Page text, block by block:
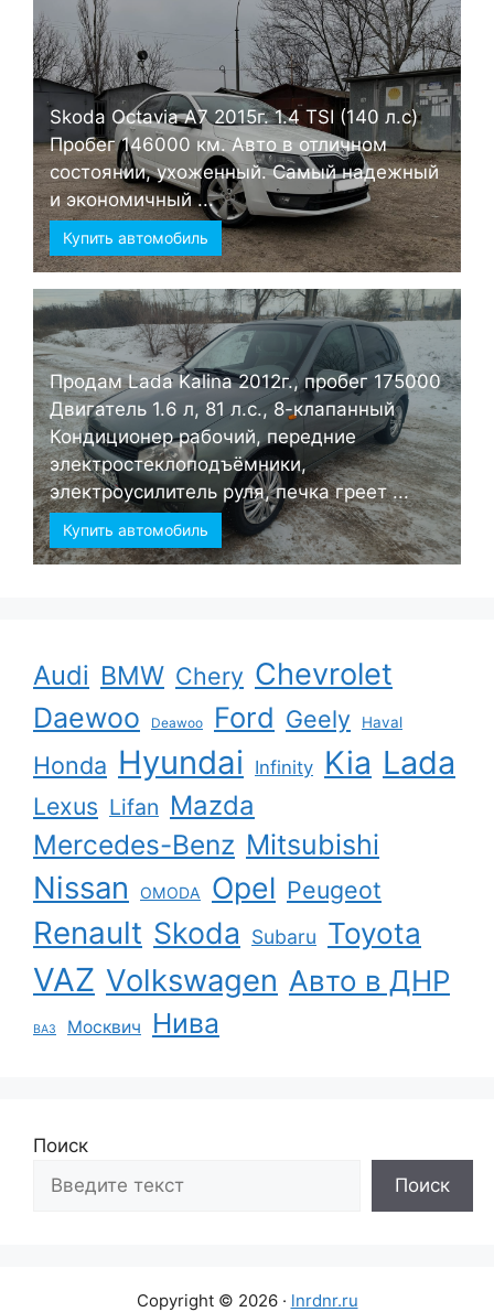
Skoda Octavia А7 2015г. 1.4 TSI (140 л.с)
Пробег 146000 км. Авто в отличном
состоянии, ухоженный. Самый надежный
и экономичный ...
Купить автомобиль
Продам Lada Kalina 2012г., пробег 175000
Двигатель 1.6 л, 81 л.с., 8-клапанный
Кондиционер рабочий, передние
электростеклоподъёмники,
электроусилитель руля, печка греет ...
Купить автомобиль
Audi BMW Chery Chevrolet
Daewoo Deawoo Ford Geely Haval
Honda Hyundai Infinity Kia Lada
Lexus Lifan Mazda
Mercedes-Benz Mitsubishi
Nissan OMODA Opel Peugeot
Renault Skoda Subaru Toyota
VAZ Volkswagen Авто в ДНР
ВАЗ Москвич Нива
Поиск
Поиск
Copyright © 2026 · lnrdnr.ru